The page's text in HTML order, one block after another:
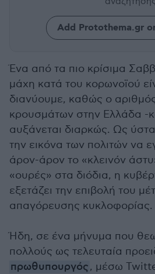
Add Protothema.gr
Ένα από τα πιο κρίσιμα
μάχη κατά του κορωνοϊού
διανύουμε, καθώς ο
κρουσμάτων στην Ελλάδα -
αυξάνεται διαρκώς. Ως
την εικόνα των πολιτών να
άρον-άρον το «κλεινόν
«ουρές» στα διόδια, η
εξετάζει την επιβολή του
απαγόρευσης κυκλοφορίας.
Ήδη, σε ένα μήνυμα που
πολλούς ως τελευταία
πρωθυπουργός, μέσω